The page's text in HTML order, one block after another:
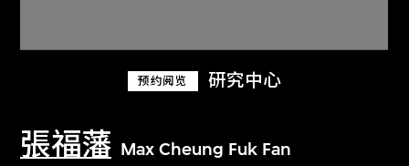
预约阅览 研究中心
張福藩 Max Cheung Fuk Fan
关于M+藏品
探索世界顶级的二十及二十一世纪视觉
文化藏品。